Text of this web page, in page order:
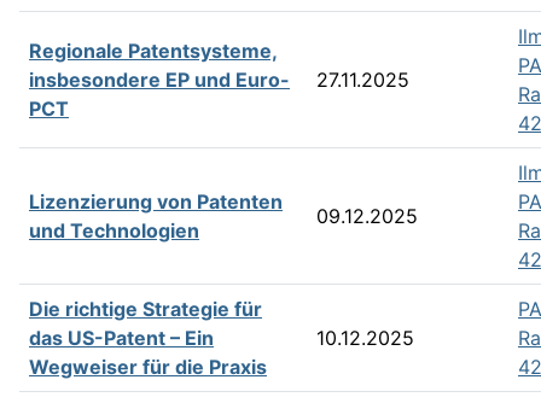
Regionale Patentsysteme,
insbesondere EP und Euro-
PCT
27.11.2025
Lizenzierung von Patenten
und Technologien
09.12.2025
Die richtige Strategie für
das US-Patent – Ein
Wegweiser für die Praxis
10.12.2025